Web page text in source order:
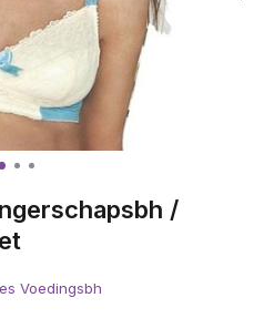
/
Voedingsbh